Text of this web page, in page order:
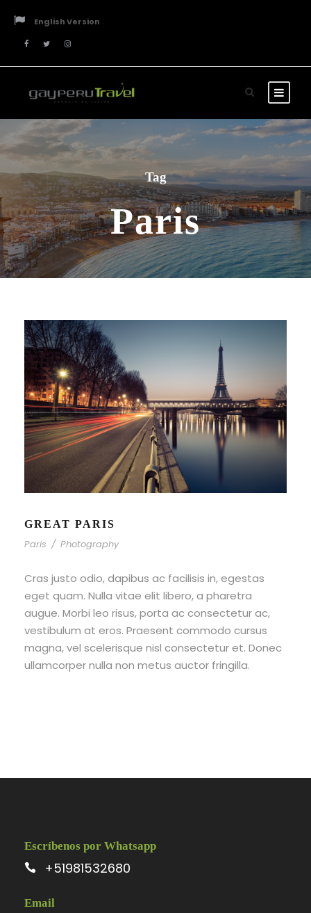
English Version
Tag
Paris
GREAT PARIS
Paris / Photography
Cras justo odio, dapibus ac facilisis in, egestas
eget quam. Nulla vitae elit libero, a pharetra
augue. Morbi leo risus, porta ac consectetur ac,
vestibulum at eros. Praesent commodo cursus
magna, vel scelerisque nisl consectetur et. Donec
ullamcorper nulla non metus auctor fringilla.
Escríbenos por Whatsapp
+51981532680
Email